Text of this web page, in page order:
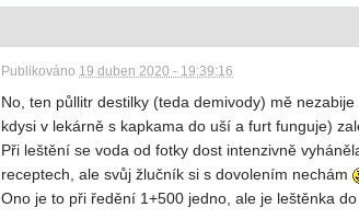
Publikováno 19 duben 2020 - 19:39:16
No, ten půllitr destilky (teda demivody) mě
kdysi v lekárně s kapkama do uší a furt funguje)
Při leštění se voda od fotky dost intenzivně
receptech, ale svůj žlučník si s dovolením nechám
Ono je to při ředění 1+500 jedno, ale je leštěnka